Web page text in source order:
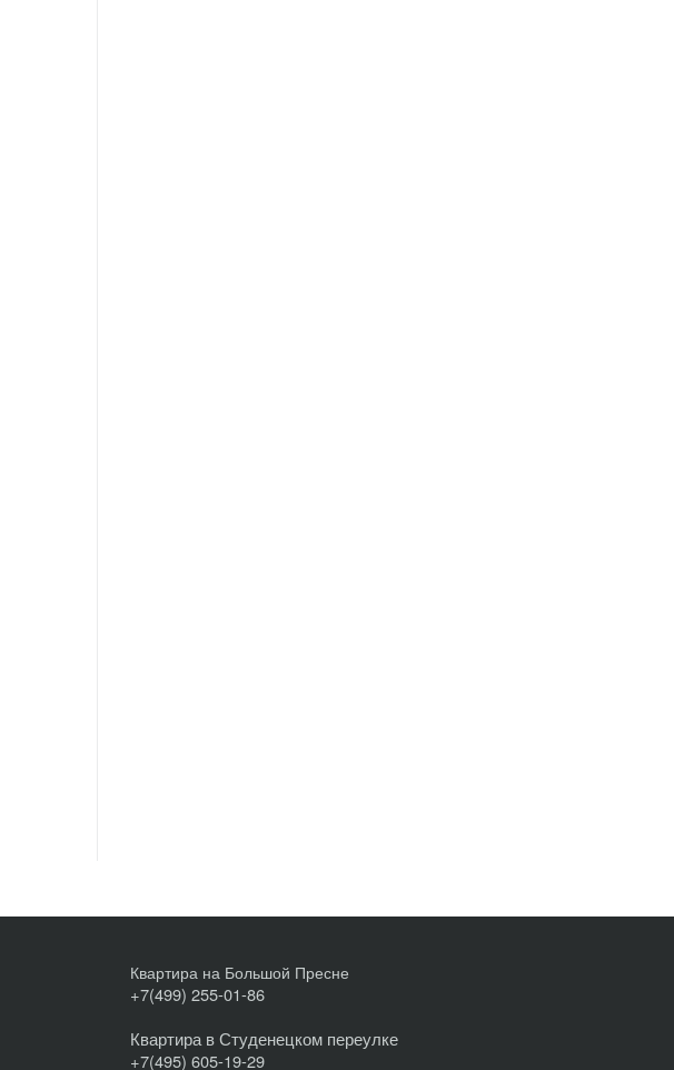
Квартира на Большой Пресне
+7(499) 255-01-86
Квартира в Студенецком переулке
+7(495) 605-19-29